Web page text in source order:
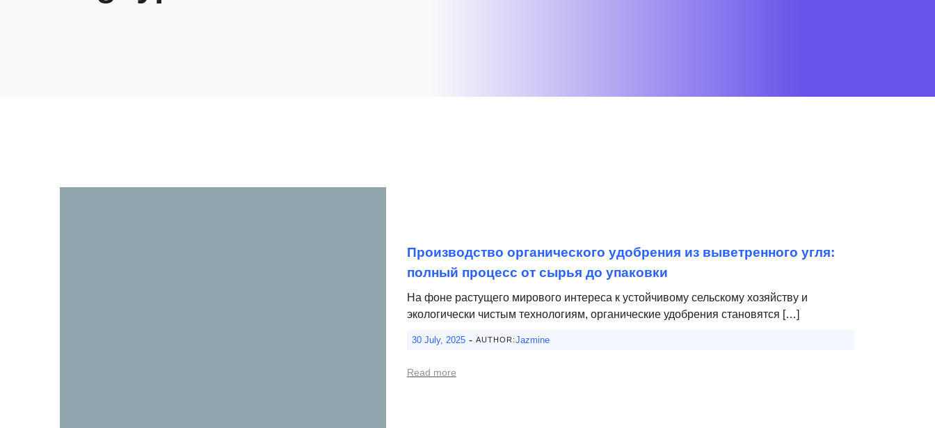
Производство органического удобрения из выветренного угля:
полный процесс от сырья до упаковки
На фоне растущего мирового интереса к устойчивому сельскому хозяйству и
экологически чистым технологиям, органические удобрения становятся […]
30 July, 2025 - AUTHOR:Jazmine
Read more